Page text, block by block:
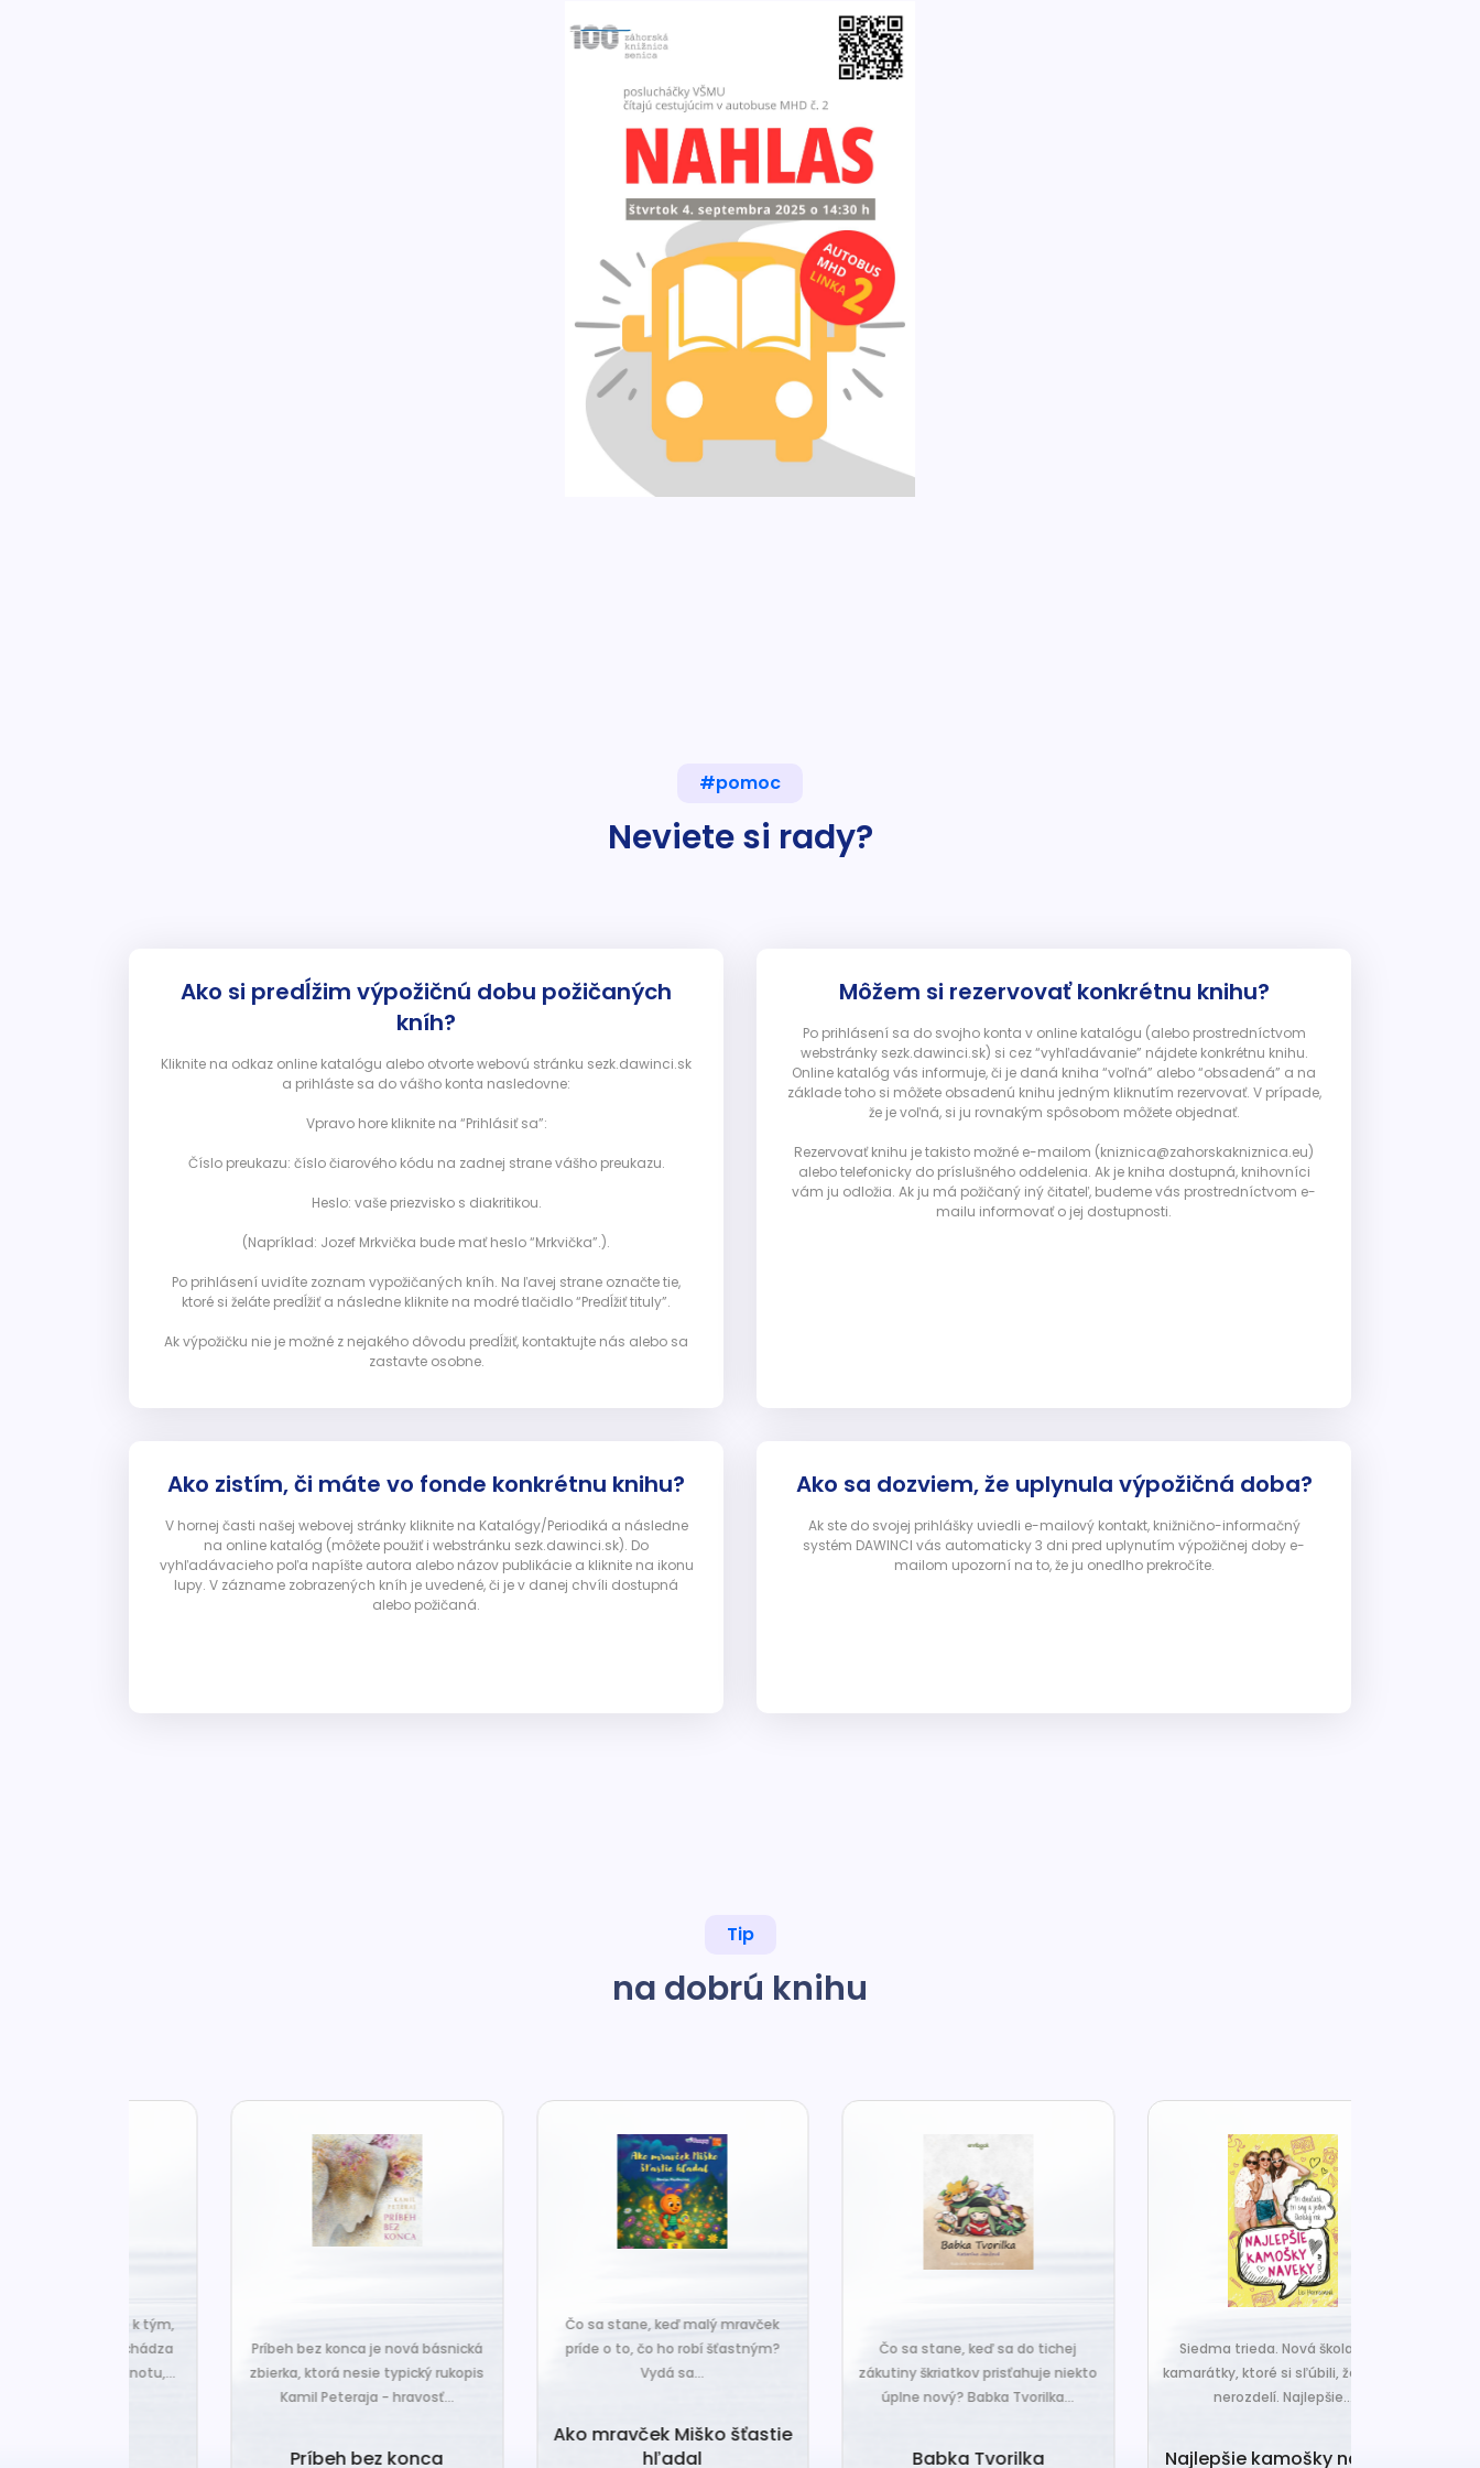
#pomoc
Neviete si rady?
Ako si predĺžim výpožičnú dobu požičaných
kníh?
Kliknite na odkaz online katalógu alebo otvorte webovú stránku sezk.dawinci.sk
a prihláste sa do vášho konta nasledovne:
Vpravo hore kliknite na “Prihlásiť sa”:
Číslo preukazu: číslo čiarového kódu na zadnej strane vášho preukazu.
Heslo: vaše priezvisko s diakritikou.
(Napríklad: Jozef Mrkvička bude mať heslo “Mrkvička”.).
Po prihlásení uvidíte zoznam vypožičaných kníh. Na ľavej strane označte tie,
ktoré si želáte predĺžiť a následne kliknite na modré tlačidlo “Predĺžiť tituly”.
Ak výpožičku nie je možné z nejakého dôvodu predĺžiť, kontaktujte nás alebo sa
zastavte osobne.
Môžem si rezervovať konkrétnu knihu?
Po prihlásení sa do svojho konta v online katalógu (alebo prostredníctvom
webstránky sezk.dawinci.sk) si cez “vyhľadávanie” nájdete konkrétnu knihu.
Online katalóg vás informuje, či je daná kniha “voľná” alebo “obsadená” a na
základe toho si môžete obsadenú knihu jedným kliknutím rezervovať. V prípade,
že je voľná, si ju rovnakým spôsobom môžete objednať.
Rezervovať knihu je takisto možné e-mailom (kniznica@zahorskakniznica.eu)
alebo telefonicky do príslušného oddelenia. Ak je kniha dostupná, knihovníci
vám ju odložia. Ak ju má požičaný iný čitateľ, budeme vás prostredníctvom e-
mailu informovať o jej dostupnosti.
Ako zistím, či máte vo fonde konkrétnu knihu?
V hornej časti našej webovej stránky kliknite na Katalógy/Periodiká a následne
na online katalóg (môžete použiť i webstránku sezk.dawinci.sk). Do
vyhľadávacieho poľa napíšte autora alebo názov publikácie a kliknite na ikonu
lupy. V zázname zobrazených kníh je uvedené, či je v danej chvíli dostupná
alebo požičaná.
Ako sa dozviem, že uplynula výpožičná doba?
Ak ste do svojej prihlášky uviedli e-mailový kontakt, knižnično-informačný
systém DAWINCI vás automaticky 3 dni pred uplynutím výpožičnej doby e-
mailom upozorní na to, že ju onedlho prekročíte.
Tip
na dobrú knihu
Príbeh bez konca je nová básnická
zbierka, ktorá nesie typický rukopis
Kamil Peteraja - hravosť...
Príbeh bez konca
Čo sa stane, keď malý mravček
príde o to, čo ho robí šťastným?
Ako mravček Miško šťastie
Čo sa stane, keď sa do tichej
zákutiny škriatkov prisťahuje niekto
úplne nový? Babka Tvorilka...
Babka Tvorilka
Siedma trieda. Nová škola. A tri
kamarátky, ktoré si sľúbili, že nič ich
nerozdelí. Najlepšie...
Najlepšie kamošky naveky